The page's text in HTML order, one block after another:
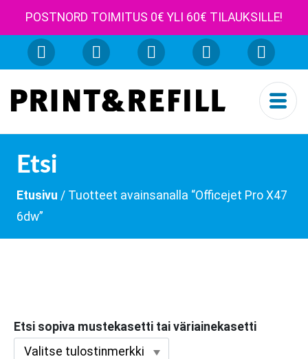
POSTNORD TOIMITUS 0€ YLI 60€ TILAUKSILLE!
Etsi
Etusivu / Tuotteet avainsanalla “Officejet Pro X47
6dw”
Etsi sopiva mustekasetti tai väriainekasetti